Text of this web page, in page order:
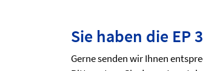
Sie haben die EP
Gerne senden wir Ihnen